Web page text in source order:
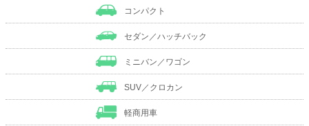
コンパクト
セダン／ハッチバック
ミニバン／ワゴン
SUV／クロカン
軽商用車